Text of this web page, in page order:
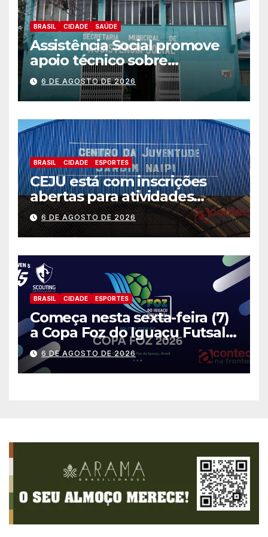
BRASIL CIDADE SAÚDE
Assistência Social promove
apoio técnico sobre
preparação e resposta a
situações de emergência e
calamidade pública
6 DE AGOSTO DE 2026
BRASIL CIDADE ESPORTES
CEJU está com inscrições
abertas para atividades
gratuitas
6 DE AGOSTO DE 2026
BRASIL CIDADE ESPORTES
Começa nesta sexta-feira (7)
a Copa Foz do Iguaçu Futsal
2026 com equipes de quatro
países
6 DE AGOSTO DE 2026